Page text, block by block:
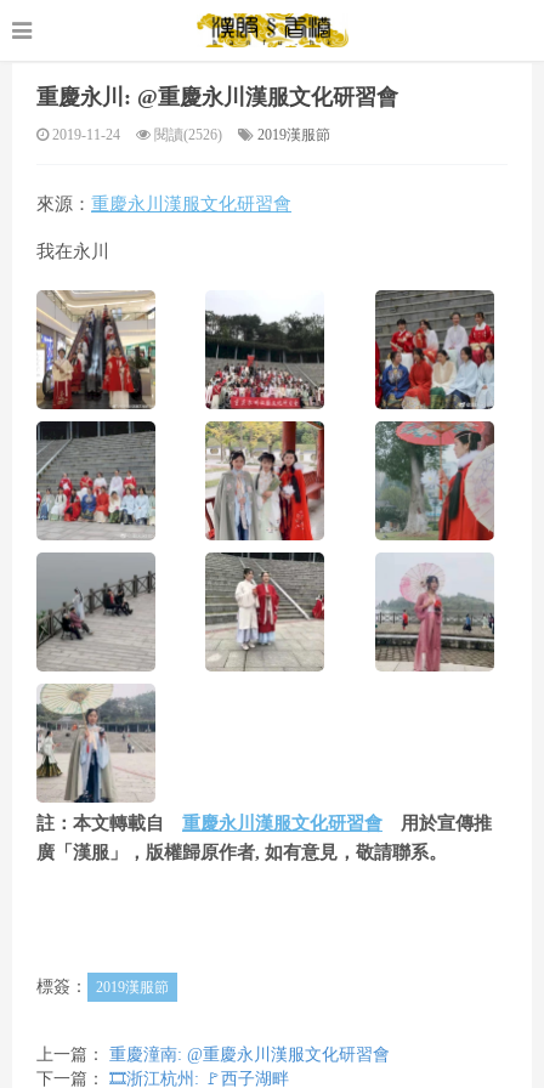
重慶永川: @重慶永川漢服文化研習會
2019-11-24 閱讀(2526) 2019漢服節
來源： 重慶永川漢服文化研習會
我在永川
註：本文轉載自 重慶永川漢服文化研習會 用於宣傳推
廣「漢服」，版權歸原作者, 如有意見，敬請聯系。
標簽： 2019漢服節
上一篇： 重慶潼南: @重慶永川漢服文化研習會
下一篇： 🎞️浙江杭州: 🚩西子湖畔